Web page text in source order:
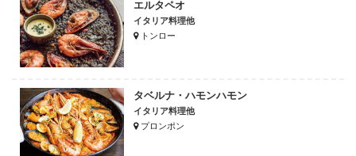
エルタペオ
イタリア料理他
トンロー
タベルナ・ハモンハモン
イタリア料理他
プロンポン